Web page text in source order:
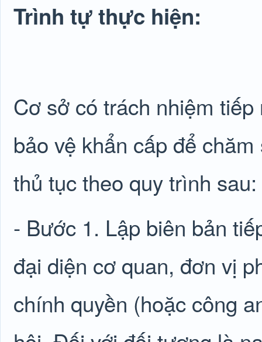
Trình tự thực hiện:
Cơ sở có trách nhiệm
bảo vệ khẩn cấp để
thủ tục theo quy trình sau:
- Bước 1. Lập biên bản
đại diện cơ quan, đơn vị
chính quyền (hoặc công